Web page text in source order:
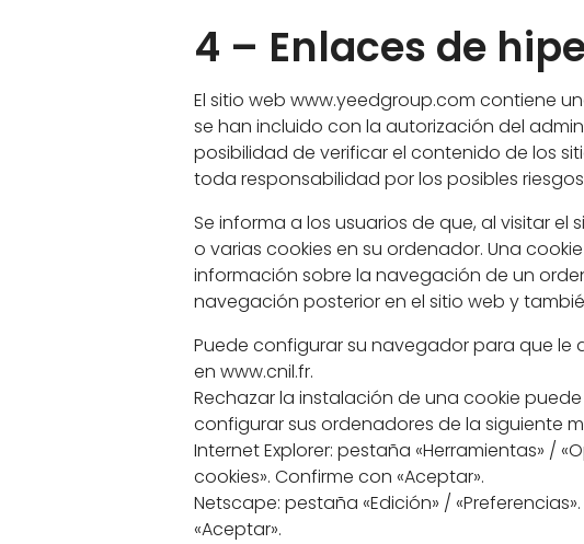
4 – Enlaces de
El sitio web www.yeedgroup.com contiene
se han incluido con la autorización del
posibilidad de verificar el contenido de los
toda responsabilidad por los posibles
Se informa a los usuarios de que, al visitar
o varias cookies en su ordenador. Una
información sobre la navegación de un
navegación posterior en el sitio web y
Puede configurar su navegador para que le
en www.cnil.fr.
Rechazar la instalación de una cookie
configurar sus ordenadores de la siguiente
Internet Explorer: pestaña «Herramientas» /
cookies». Confirme con «Aceptar».
Netscape: pestaña «Edición» /
«Aceptar».